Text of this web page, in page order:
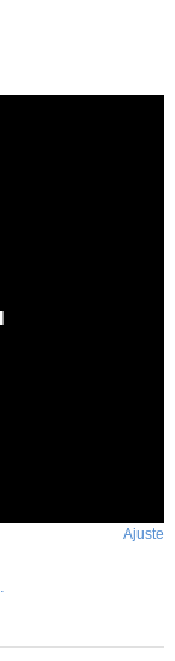
Ajuste